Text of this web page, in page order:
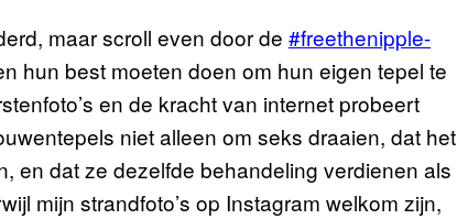
maar scroll even door de #freethenipple-
hun best moeten doen om hun eigen tepel te
en de kracht van internet probeert
niet alleen om seks draaien, dat het
en dat ze dezelfde behandeling verdienen als
mijn strandfoto’s op Instagram welkom zijn,